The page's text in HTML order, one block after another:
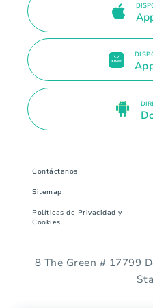
Contáctanos
Sitemap
Políticas de Privacidad y
Cookies
8 The Green # 17799